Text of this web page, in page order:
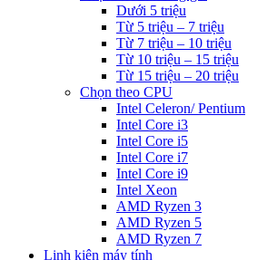
Dưới 5 triệu
Từ 5 triệu – 7 triệu
Từ 7 triệu – 10 triệu
Từ 10 triệu – 15 triệu
Từ 15 triệu – 20 triệu
Chọn theo CPU
Intel Celeron/ Pentium
Intel Core i3
Intel Core i5
Intel Core i7
Intel Core i9
Intel Xeon
AMD Ryzen 3
AMD Ryzen 5
AMD Ryzen 7
Linh kiện máy tính